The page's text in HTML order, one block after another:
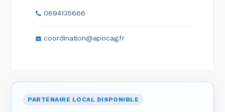
0694135666
coordination@apocag.fr
PARTENAIRE LOCAL DISPONIBLE